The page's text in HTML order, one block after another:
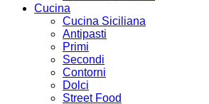
Cucina
Cucina Siciliana
Antipasti
Primi
Secondi
Contorni
Dolci
Street Food